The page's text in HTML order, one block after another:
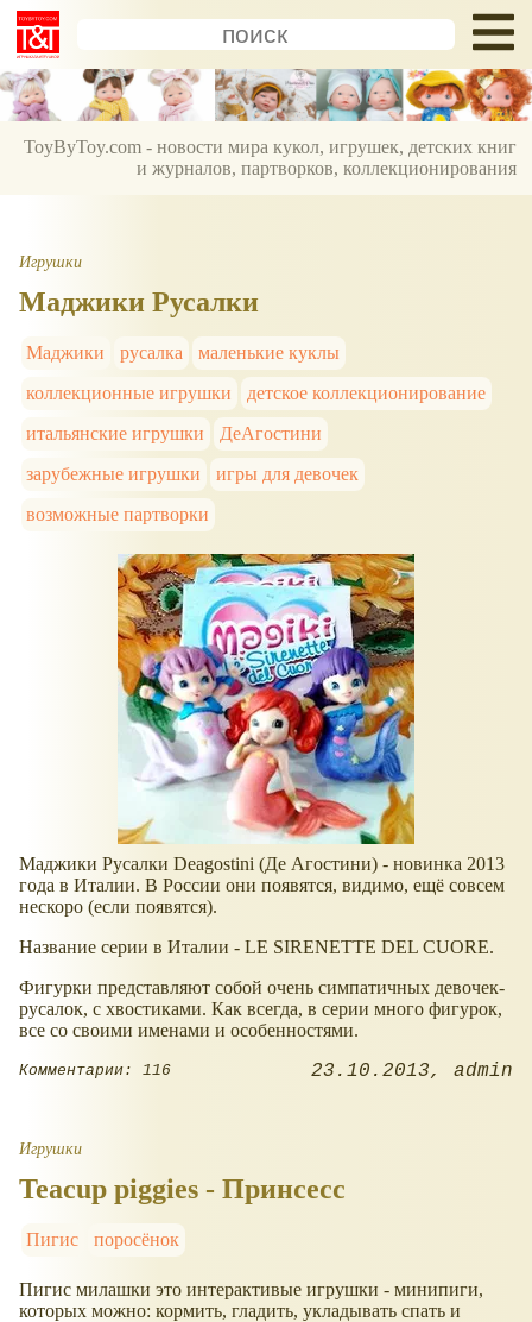
ToyByToy.com - новости мира кукол, игрушек, детских книг
и журналов, партворков, коллекционирования
Игрушки
Маджики Русалки
Маджики русалка
маленькие куклы
коллекционные игрушки
детское коллекционирование
итальянские игрушки
ДеАгостини
зарубежные игрушки
игры для девочек
возможные партворки
Маджики Русалки Deagostini (Де Агостини) - новинка 2013
года в Италии. В России они появятся, видимо, ещё совсем
нескоро (если появятся).
Название серии в Италии - LE SIRENETTE DEL CUORE.
Фигурки представляют собой очень симпатичных девочек-
русалок, с хвостиками. Как всегда, в серии много фигурок,
все со своими именами и особенностями.
Комментарии: 116 23.10.2013 admin
Игрушки
Teacup piggies - Принсесс
Пигис поросёнок
Пигис милашки это интерактивые игрушки - минипиги,
которых можно: кормить, гладить, укладывать спать и